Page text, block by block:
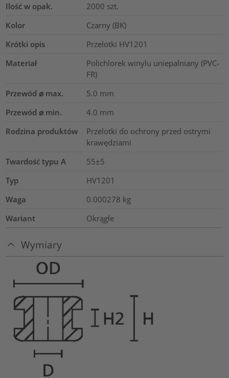
Ilość w opak.
2000 szt.
Kolor
Czarny (BK)
Krótki opis
Przelotki HV1201
Materiał
Polichlorek winylu uniepalniany (PVC-
FR)
Przewód ⌀ max.
5.0 mm
Przewód ⌀ min.
4.0 mm
Rodzina produktów
Przelotki do ochrony przed ostrymi
krawędziami
Twardość typu A
55±5
Typ
HV1201
Waga
0.000278 kg
Wariant
Okrągłe
Wymiary